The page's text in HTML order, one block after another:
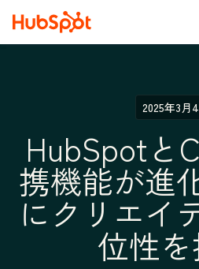
2025年3月
HubSpotと
携機能が進
にクリエイ
位性